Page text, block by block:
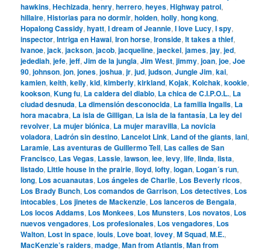
hawkins,Hechizada,henry,herrero,heyes,Highway patrol,
hillaire,Historias para no dormir,holden,holly,hong kong,
Hopalong Cassidy,hyatt,I dream of Jeannie,I love Lucy,I spy,
inspector,Intriga en Hawai,Iron horse,Ironside,It takes a thief,
Ivanoe,jack,jackson,jacob,jacqueline,jaeckel,james,jay,jed,
jedediah,jefe,jeff,Jim de la jungla,Jim West,jimmy,joan,joe,Joe
90,johnson,jon,jones,joshua,jr,jud,judson,Jungle Jim,kai,
kamien,keith,kelly,kid,kimberly,kirkland,Kojak,Kolchak,kookie,
kookson,Kung fu, La caldera del diablo, La chica de C.I.P.O.L., La
ciudad desnuda, La dimensión desconocida, La familia Ingalls, La
hora macabra, La isla de Gilligan, La isla de la fantasía, La ley del
revolver, La mujer biónica, La mujer maravilla, La novicia
voladora, Ladrón sin destino, Lancelot Link, Land of the giants,lani,
Laramie, Las aventuras de Guillermo Tell, Las calles de San
Francisco, Las Vegas, Lassie,lawson,lee,levy,life,linda,lista,
listado, Little house in the prairie,lloyd,lofty,logan, Logan´s run,
long, Los acuanautas, Los ángeles de Charlie, Los Beverly ricos,
Los Brady Bunch, Los comandos de Garrison, Los detectives, Los
intocables, Los jinetes de Mackenzie, Los lanceros de Bengala,
Los locos Addams, Los Monkees, Los Munsters, Los novatos, Los
nuevos vengadores, Los profesionales, Los vengadores, Los
Walton, Lost in space,louis, Love boat,lovey,M Squad,M.E.,
MacKenzie’s raiders,madge,Man from Atlantis,Man from